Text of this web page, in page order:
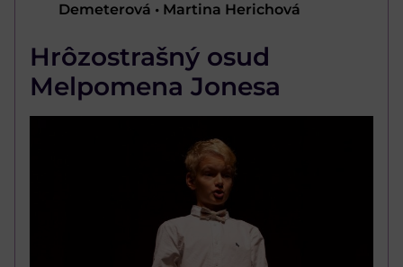
Demeterová • Martina Herichová
Hrôzostrašný osud
Melpomena Jonesa